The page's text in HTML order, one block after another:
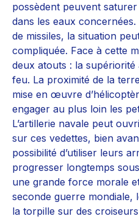
possèdent peuvent
dans les eaux
de missiles, la situation
compliquée. Face à cette
deux atouts : la supériorité
feu. La proximité de la
mise en œuvre
engager au plus loin les
L’artillerie navale peut
sur ces vedettes, bien
possibilité d’utiliser leurs
progresser longtemps
une grande force morale
seconde guerre mondiale,
la torpille sur des